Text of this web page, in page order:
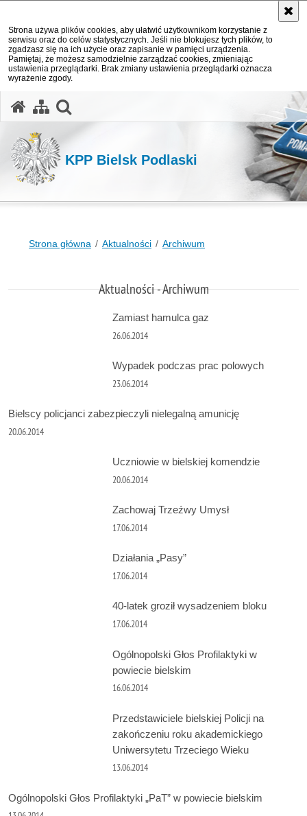
Strona używa plików cookies, aby ułatwić użytkownikom korzystanie z
serwisu oraz do celów statystycznych. Jeśli nie blokujesz tych plików, to
zgadzasz się na ich użycie oraz zapisanie w pamięci urządzenia.
Pamiętaj, że możesz samodzielnie zarządzać cookies, zmieniając
ustawienia przeglądarki. Brak zmiany ustawienia przeglądarki oznacza
wyrażenie zgody.
KPP Bielsk Podlaski
Strona główna Aktualności Archiwum
Aktualności - Archiwum
Zamiast hamulca gaz
26.06.2014
Wypadek podczas prac polowych
23.06.2014
Bielscy policjanci zabezpieczyli nielegalną amunicję
20.06.2014
Uczniowie w bielskiej komendzie
20.06.2014
Zachowaj Trzeźwy Umysł
17.06.2014
Działania „Pasy”
17.06.2014
40-latek groził wysadzeniem bloku
17.06.2014
Ogólnopolski Głos Profilaktyki w
powiecie bielskim
16.06.2014
Przedstawiciele bielskiej Policji na
zakończeniu roku akademickiego
Uniwersytetu Trzeciego Wieku
13.06.2014
Ogólnopolski Głos Profilaktyki „PaT” w powiecie bielskim